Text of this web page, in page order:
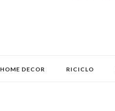
HOME DECOR RICICLO